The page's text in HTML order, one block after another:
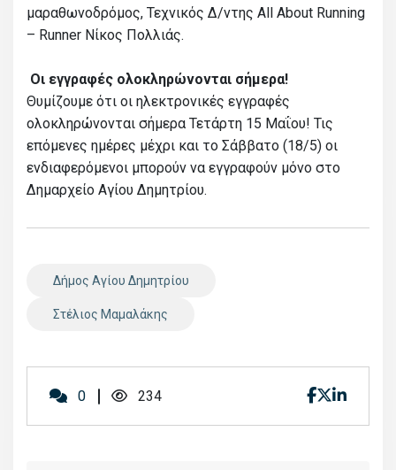
μαραθωνοδρόμος, Τεχνικός Δ/ντης All About Running
– Runner Νίκος Πολλιάς.
Οι εγγραφές ολοκληρώνονται σήμερα!
Θυμίζουμε ότι οι ηλεκτρονικές εγγραφές
ολοκληρώνονται σήμερα Τετάρτη 15 Μαΐου! Τις
επόμενες ημέρες μέχρι και το Σάββατο (18/5) οι
ενδιαφερόμενοι μπορούν να εγγραφούν μόνο στο
Δημαρχείο Αγίου Δημητρίου.
Δήμος Αγίου Δημητρίου
Στέλιος Μαμαλάκης
0 234